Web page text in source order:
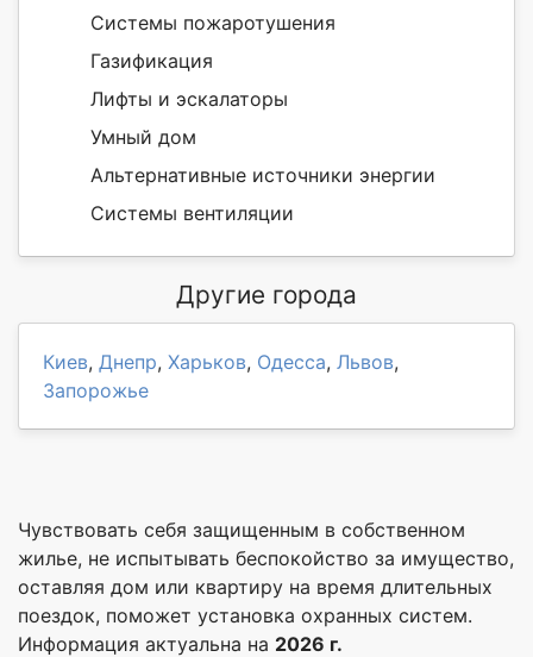
Системы пожаротушения
Газификация
Лифты и эскалаторы
Умный дом
Альтернативные источники энергии
Системы вентиляции
Другие города
Киев, Днепр, Харьков, Одесса, Львов,
Запорожье
Чувствовать себя защищенным в собственном
жилье, не испытывать беспокойство за имущество,
оставляя дом или квартиру на время длительных
поездок, поможет установка охранных систем.
Информация актуальна на 2026 г.